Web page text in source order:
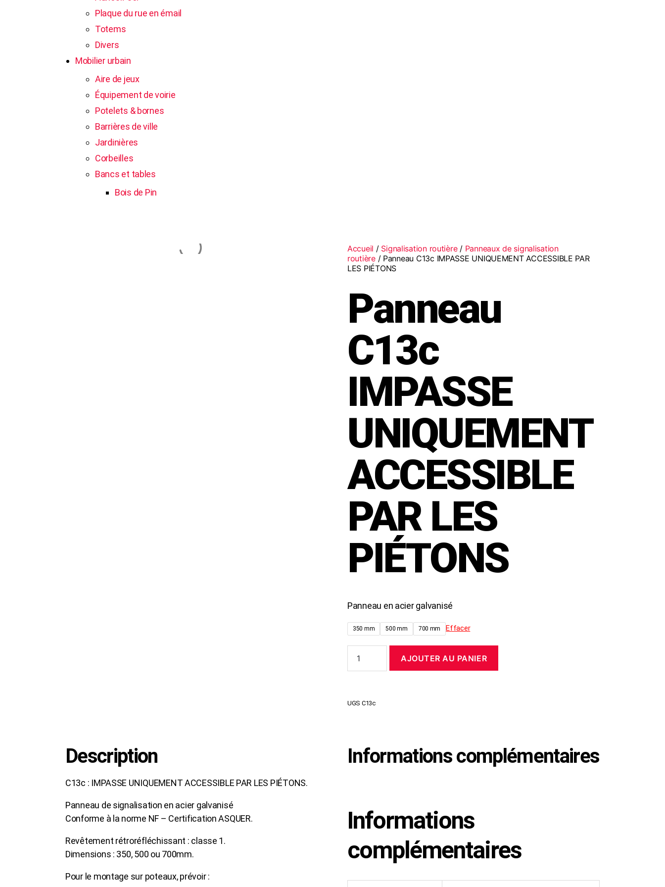
Plaque du rue en émail
Totems
Divers
Mobilier urbain
Aire de jeux
Équipement de voirie
Potelets & bornes
Barrières de ville
Jardinières
Corbeilles
Bancs et tables
Bois de Pin
Accueil / Signalisation routière/ Panneaux de signalisation
routière/ Panneau C13c IMPASSE UNIQUEMENT ACCESSIBLE PAR
LES PIÉTONS
Panneau
C13c
IMPASSE
UNIQUEMENT
ACCESSIBLE
PAR LES
PIÉTONS
Panneau en acier galvanisé
350 mm 500 mm 700 mm Effacer
AJOUTER AU PANIER
UGS C13c
Description
C13c : IMPASSE UNIQUEMENT ACCESSIBLE PAR LES PIÉTONS.
Panneau de signalisation en acier galvanisé
Conforme à la norme NF – Certification ASQUER.
Revêtement rétroréfléchissant : classe 1.
Dimensions : 350, 500 ou 700mm.
Pour le montage sur poteaux, prévoir :
Informations complémentaires
Informations
complémentaires